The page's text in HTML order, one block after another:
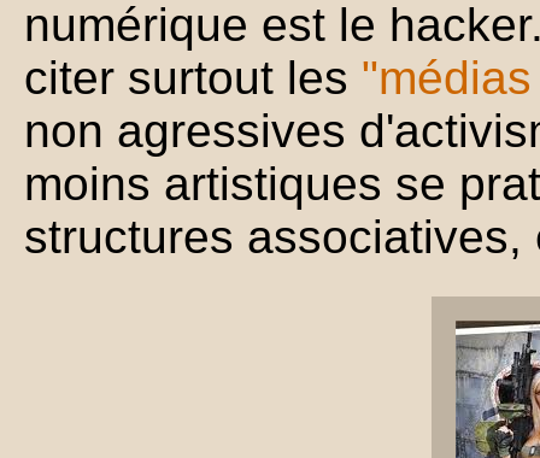
numérique est le
citer surtout les
non agressives
moins artistiques se
structures